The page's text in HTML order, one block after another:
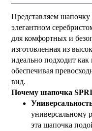
Представляем шапочку
элегантном
для комфортных и
изготовленная из
идеально подходит
обеспечивая
вид.
Почему шапочка
универсальному
эта шапочка